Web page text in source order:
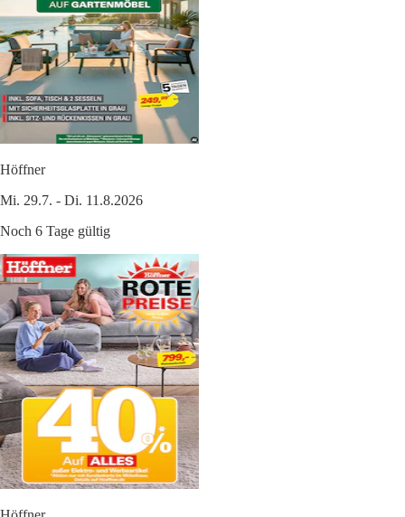
Höffner
Mi. 29.7. - Di. 11.8.2026
Noch 6 Tage gültig